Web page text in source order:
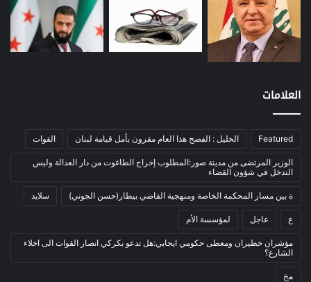
موازنة
نفط
اتصالات
(26)
الرئيسية
العالم العربي
المحكمة الخاصة
بيئة
أدب وشعر
(133)
إعلام
بروفايل
العلامات
Featured الخليل : الفصح هذا العام مقرون بأمل قيامة لبنان القوات
الوزير المرتضى من مدينة صور:المطلوب إخراج الطاغوت من دار العدالة وليس
التدخل في شؤون القضاء
ة بين مسار المحكمة الخاصة ومنهجية القاضي بيطار(حسن الجوني) سلايد
ع عاجل لمؤسسة الأم
مؤشران خطيران ومعطى حكومي ايجابي:هل تدعو بكركي انصار القوات الى اخلاء
الشارع؟
مخ